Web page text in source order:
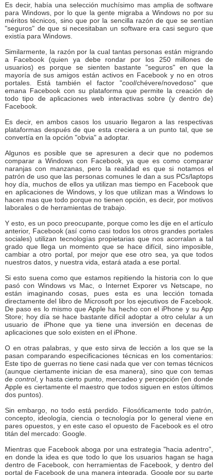
Es decir, había una selección muchísimo mas amplia de software
para Windows, por lo que la gente migraba a Windows no por su
méritos técnicos, sino que por la sencilla razón de que se sentían
"seguros" de que si necesitaban un software era casi seguro que
existía para Windows.
Similarmente, la razón por la cual tantas personas están migrando
a Facebook (quien ya debe rondar por los 250 millones de
usuarios) es porque se sienten bastante "seguros" en que la
mayoría de sus amigos están activos en Facebook y no en otros
portales. Está también el factor "cool/chévere/novedoso" que
emana Facebook con su plataforma que permite la creación de
todo tipo de aplicaciones web interactivas sobre (y dentro de)
Facebook.
Es decir, en ambos casos los usuario llegaron a las respectivas
plataformas después de que esta creciera a un punto tal, que se
convertía en la opción "obvia" a adoptar.
Algunos es posible que se apresuren a decir que no podemos
comparar a Windows con Facebook, ya que es como comparar
naranjas con manzanas, pero la realidad es que si notamos el
patrón de uso que las personas comunes le dan a sus PCs/laptops
hoy día, muchos de ellos ya utilizan mas tiempo en Facebook que
en aplicaciones de Windows, y los que utilizan mas a Windows lo
hacen mas que todo porque no tienen opción, es decir, por motivos
laborales o de herramientas de trabajo.
Y esto, es un poco preocupante, porque como les dije en el artículo
anterior, Facebook (así como casi todos los otros grandes portales
sociales) utilizan tecnologías propietarias que nos acorralan a tal
grado que llega un momento que se hace difícil, sino imposible,
cambiar a otro portal, por mejor que ese otro sea, ya que todos
nuestros datos, y nuestra vida, estará atada a ese portal.
Si esto suena como que estamos repitiendo la historia con lo que
pasó con Windows vs Mac, o Internet Exporer vs Netscape, no
están imaginando cosas, pues esta es una lección tomada
directamente del libro de Microsoft por los ejecutivos de Facebook.
De paso es lo mismo que Apple ha hecho con el iPhone y su App
Store; hoy día se hace bastante difícil adoptar a otro celular a un
usuario de iPhone que ya tiene una inversión en decenas de
aplicaciones que solo existen en el iPhone.
O en otras palabras, y que esto sirva de lección a los que se la
pasan comparando especificaciones técnicas en los comentarios:
Este tipo de guerras no tiene casi nada que ver con temas técnicos
(aunque ciertamente inician de esa manera), sino que con temas
de control, y hasta cierto punto, mercadeo y percepción (en donde
Apple es ciertamente el maestro que todos siguen en estos últimos
dos puntos).
Sin embargo, no todo está perdido. Filosóficamente todo patrón,
concepto, ideología, ciencia o tecnología por lo general viene en
pares opuestos, y en este caso el opuesto de Facebook es el otro
titán del mercado: Google.
Mientras que Facebook aboga por una estrategia "hacia adentro",
en donde la idea es que todo lo que los usuarios hagan se haga
dentro de Facebook, con herramientas de Facebook, y dentro del
portal de Facebook de una manera integrada, Google por su parte